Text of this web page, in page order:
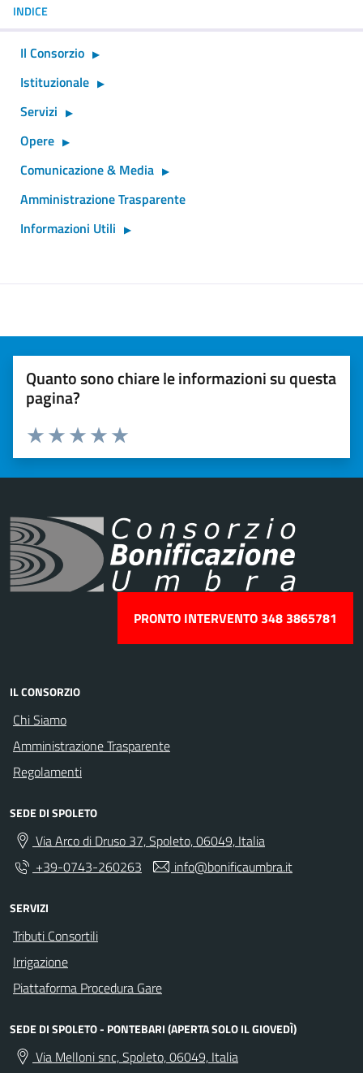
INDICE
Il Consorzio
Istituzionale
Servizi
Opere
Comunicazione & Media
Amministrazione Trasparente
Informazioni Utili
Quanto sono chiare le informazioni su questa
pagina?
Valuta 5 stelle su 5
Valuta 4 stelle su 5
Valuta 3 stelle su 5
Valuta 2 stelle su 5
Valuta 1 stelle su 5
PRONTO INTERVENTO 348 3865781
IL CONSORZIO
Chi Siamo
Amministrazione Trasparente
Regolamenti
SEDE DI SPOLETO
Via Arco di Druso 37, Spoleto, 06049, Italia
+39-0743-260263
info@bonificaumbra.it
SERVIZI
Tributi Consortili
Irrigazione
Piattaforma Procedura Gare
SEDE DI SPOLETO - PONTEBARI (APERTA SOLO IL GIOVEDÌ)
Via Melloni snc, Spoleto, 06049, Italia